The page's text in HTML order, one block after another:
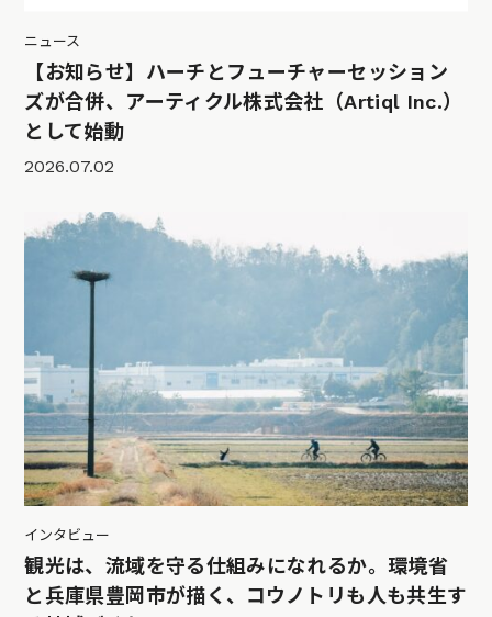
ニュース
【お知らせ】ハーチとフューチャーセッション
ズが合併、アーティクル株式会社（Artiql Inc.）
として始動
2026.07.02
インタビュー
観光は、流域を守る仕組みになれるか。環境省
と兵庫県豊岡市が描く、コウノトリも人も共生す